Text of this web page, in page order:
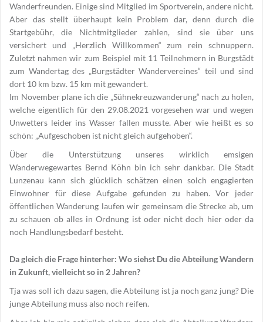
Wanderfreunden. Einige sind Mitglied im Sportverein, andere nicht.
Aber das stellt überhaupt kein Problem dar, denn durch die
Startgebühr, die Nichtmitglieder zahlen, sind sie über uns
versichert und „Herzlich Willkommen“ zum rein schnuppern.
Zuletzt nahmen wir zum Beispiel mit 11 Teilnehmern in Burgstädt
zum Wandertag des „Burgstädter Wandervereines“ teil und sind
dort 10 km bzw. 15 km mit gewandert.
Im November plane ich die „Sühnekreuzwanderung“ nach zu holen,
welche eigentlich für den 29.08.2021 vorgesehen war und wegen
Unwetters leider ins Wasser fallen musste. Aber wie heißt es so
schön: „Aufgeschoben ist nicht gleich aufgehoben“.
Über die Unterstützung unseres wirklich emsigen
Wanderwegewartes Bernd Köhn bin ich sehr dankbar. Die Stadt
Lunzenau kann sich glücklich schätzen einen solch engagierten
Einwohner für diese Aufgabe gefunden zu haben. Vor jeder
öffentlichen Wanderung laufen wir gemeinsam die Strecke ab, um
zu schauen ob alles in Ordnung ist oder nicht doch hier oder da
noch Handlungsbedarf besteht.
Da gleich die Frage hinterher: Wo siehst Du die Abteilung Wandern
in Zukunft, vielleicht so in 2 Jahren?
Tja was soll ich dazu sagen, die Abteilung ist ja noch ganz jung? Die
junge Abteilung muss also noch reifen.